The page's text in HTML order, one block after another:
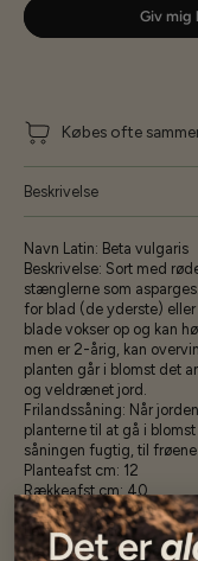
Giv mig
Købes ofte
Beskrivelse
Navn Latin: Beta vulgaris
Beskrivelse: Sort med
stænglerne som
for blad (de yderste)
blade vokser op og kan
men er 2-årig, kan
planten går i blomst det
og veldrænet jord.
Frilandssåning: Når
planterne til at gå i
såningen fugtig, til frøene
Planteafst cm: 12
Rækkeafst cm: 40
Så-vej: Direkte såning
Levetid: 2-årig
Vækstbetingelse: Sol